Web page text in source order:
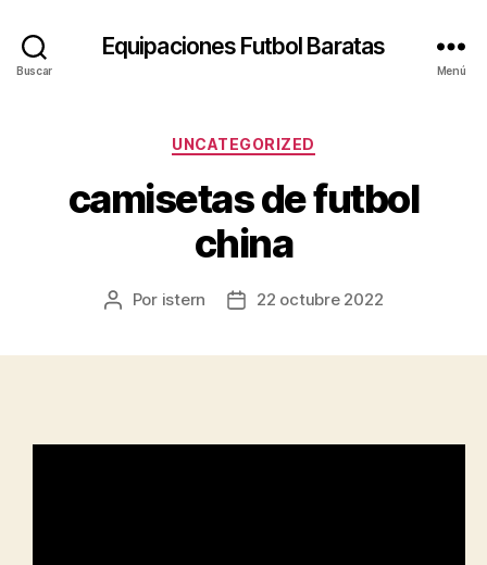
Buscar
Equipaciones Futbol Baratas
Menú
Categorías
UNCATEGORIZED
camisetas de futbol
china
Autor
Por istern
Fecha22 octubre 2022